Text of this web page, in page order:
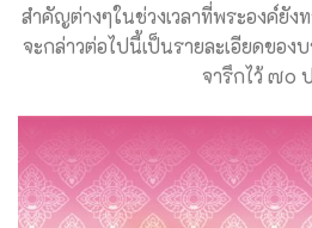
สำคัญต่างๆในช่วงเวลาที่พระองค์ยั
จะกล่าวต่อไปนี้เป็นรายละเอียดของ
จารึกไว้ ๗๐